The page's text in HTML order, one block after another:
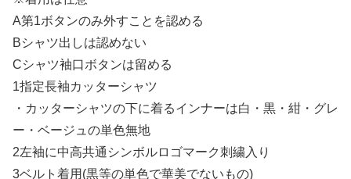
A第1ボタンのみ外すことを認める
Bシャツ出しは認めない
Cシャツ袖口ボタンは留める
1指定長袖カッターシャツ
・カッターシャツの下に着るインナーは白・黒・紺・グレ
ー・ベージュの単色無地
2左袖に中高共通シンボルロゴマーク刺繍入り
3ベルト着用(黒等の単色で華美でないもの)